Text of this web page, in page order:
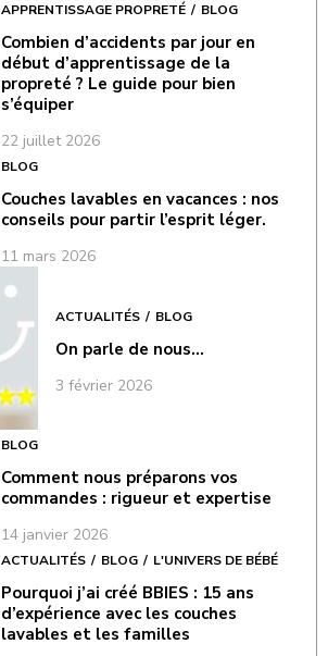
APPRENTISSAGE PROPRETÉ BLOG
Combien d’accidents par jour en
début d’apprentissage de la
propreté ? Le guide pour bien
s’équiper
22 juillet 2026
BLOG
Couches lavables en vacances : nos
conseils pour partir l’esprit léger.
11 mars 2026
ACTUALITÉS BLOG
On parle de nous…
3 février 2026
BLOG
Comment nous préparons vos
commandes : rigueur et expertise
14 janvier 2026
ACTUALITÉS BLOG L'UNIVERS DE BÉBÉ
Pourquoi j’ai créé BBIES : 15 ans
d’expérience avec les couches
lavables et les familles